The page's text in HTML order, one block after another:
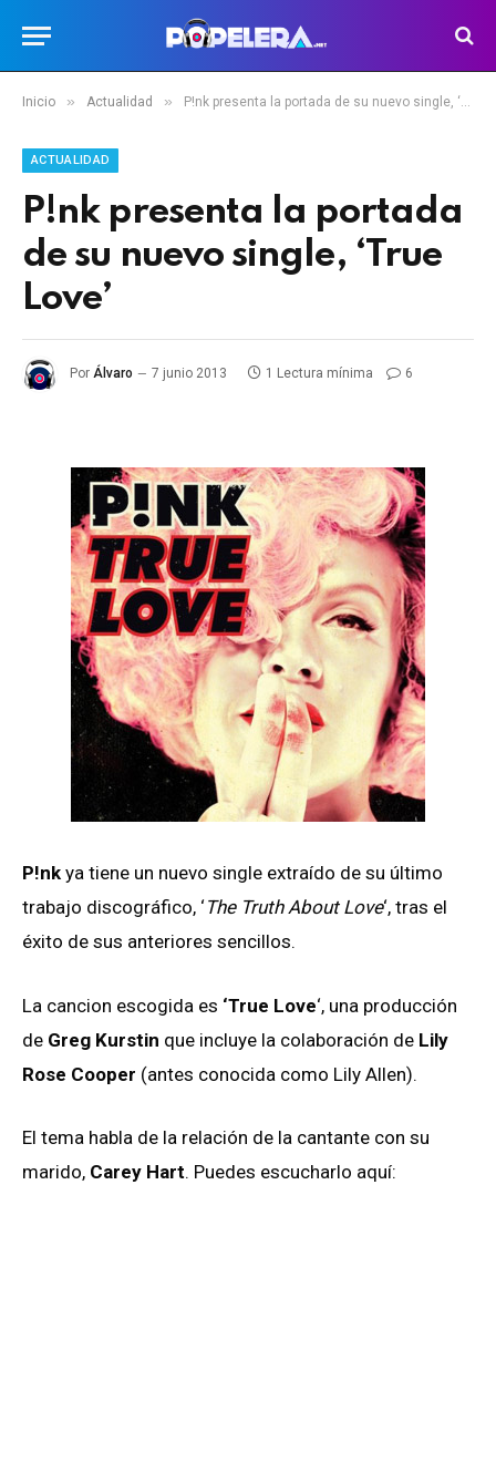
Inicio » Actualidad » P!nk presenta la portada de su nuevo single, ‘True Love’
ACTUALIDAD
P!nk presenta la portada
de su nuevo single, ‘True
Love’
Por Álvaro 7 junio 2013 1 Lectura mínima 6
P!nk ya tiene un nuevo single extraído de su último
trabajo discográfico, ‘The Truth About Love‘, tras el
éxito de sus anteriores sencillos.
La cancion escogida es ‘True Love‘, una producción
de Greg Kurstin que incluye la colaboración de Lily
Rose Cooper (antes conocida como Lily Allen).
El tema habla de la relación de la cantante con su
marido, Carey Hart. Puedes escucharlo aquí: